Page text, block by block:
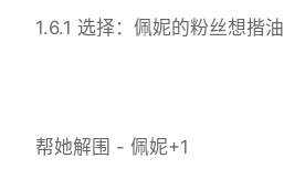
1.6.1 选择：佩妮的粉丝想揩油
帮她解围 - 佩妮+1